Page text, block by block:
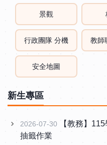
景觀
行政團隊 分機 教師
安全地圖
新生專區
2026-07-30
【教務】
抽籤作業